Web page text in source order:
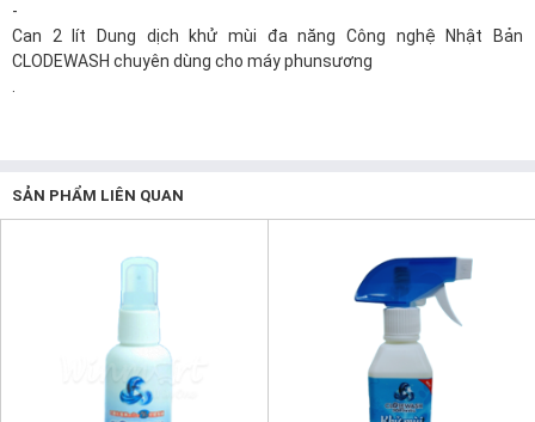
-
Can 2 lít Dung dịch khử mùi đa năng Công nghệ Nhật Bản
CLODEWASH chuyên dùng cho máy phunsương
SẢN PHẨM LIÊN QUAN